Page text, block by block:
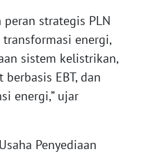
strategis PLN
energi,
sistem kelistrikan,
EBT, dan
energi,” ujar
Penyediaan